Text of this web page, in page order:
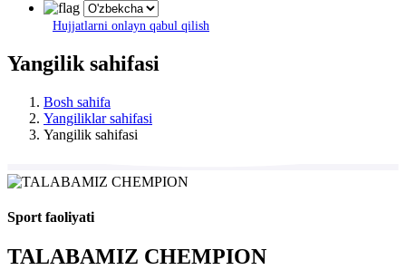
Hujjatlarni onlayn qabul qilish
Yangilik sahifasi
Bosh sahifa
Yangiliklar sahifasi
Yangilik sahifasi
Sport faoliyati
TALABAMIZ CHEMPION